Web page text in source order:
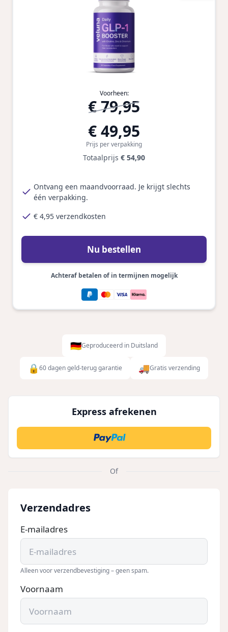
Voorheen:
€ 79,95
€ 49,95
Prijs per verpakking
Totaalprijs € 54,90
Ontvang een maandvoorraad. Je krijgt slechts
één verpakking.
€ 4,95 verzendkosten
Nu bestellen
Achteraf betalen of in termijnen mogelijk
🇩🇪Geproduceerd in Duitsland
🔒 60 dagen geld-terug garantie 🚚Gratis verzending
Express afrekenen
Of
Verzendadres
E-mailadres
Alleen voor verzendbevestiging – geen spam.
Voornaam